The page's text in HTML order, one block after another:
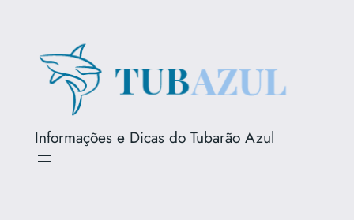
conteúdo
Informações e Dicas do Tubarão Azul